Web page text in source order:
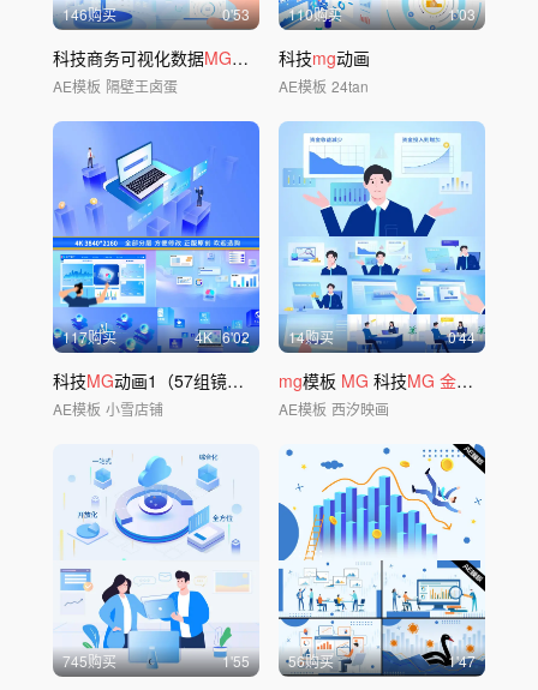
146购买 0'53
科技商务可视化数据MG动画
AE模板 隔壁王卤蛋
110购买 1'03
科技mg动画
AE模板 24tan
117购买 4K 6'02
科技MG动画1（57组镜头）
AE模板 小雪店铺
14购买 0'44
mg模板 MG 科技MG 金融mg
AE模板 西汐映画
745购买 1'55 56购买 1'47